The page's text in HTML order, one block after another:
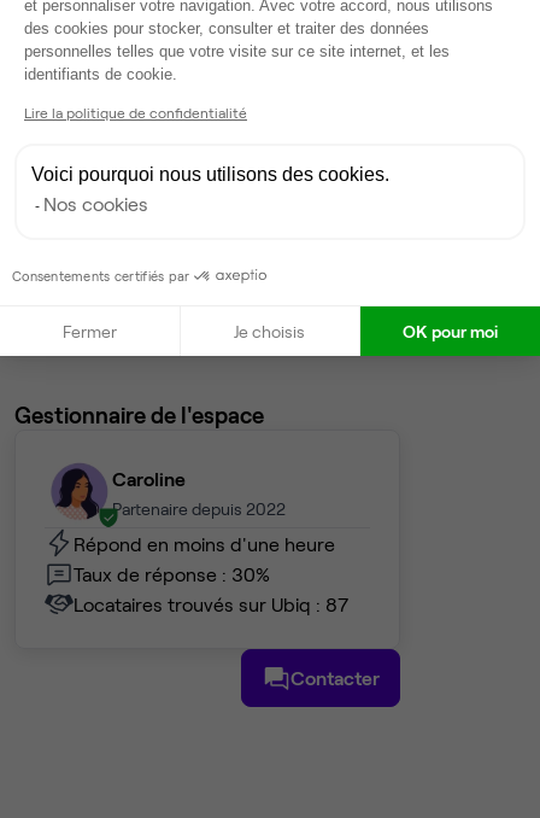
postes • 18 m²
2 678 €
Dispo
Voir tout
Gestionnaire de l'espace
Caroline
Partenaire depuis 2022
Répond en moins d'une heure
Taux de réponse : 30%
Locataires trouvés sur Ubiq : 87
Contacter
et personnaliser votre navigation. Avec votre accord, nous utilisons
des cookies pour stocker, consulter et traiter des données
personnelles telles que votre visite sur ce site internet, et les
identifiants de cookie.
Lire la politique de confidentialité
Voici pourquoi nous utilisons des cookies.
Nos cookies
Consentements certifiés par
Fermer Je choisis OK pour moi